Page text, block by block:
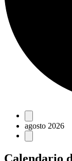
Eventos
agosto 2026